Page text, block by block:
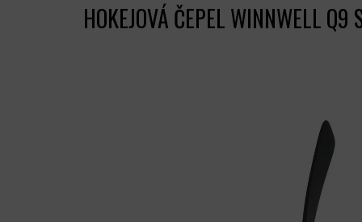
HOKEJOVÁ ČEPEL WINNWELL Q9